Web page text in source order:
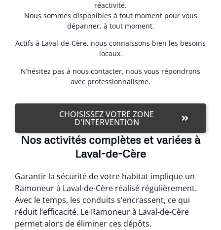
réactivité.
Nous sommes disponibles à tout moment pour vous
dépanner, à tout moment.
Actifs à Laval-de-Cère, nous connaissons bien les besoins
locaux.
N’hésitez pas à nous contacter, nous vous répondrons
avec professionnalisme.
CHOISISSEZ VOTRE ZONE
D'INTERVENTION
Nos activités complètes et variées à
Laval-de-Cère
Garantir la sécurité de votre habitat implique un
Ramoneur à Laval-de-Cère réalisé régulièrement.
Avec le temps, les conduits s’encrassent, ce qui
réduit l’efficacité. Le Ramoneur à Laval-de-Cère
permet alors de éliminer ces dépôts.